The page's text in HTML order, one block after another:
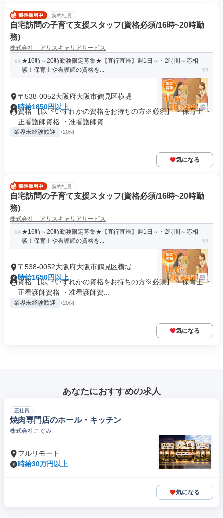
契約社員
自宅訪問の子育て支援スタッフ(資格必須/16時~20時勤
務)
株式会社 アリスキャリアサービス
★16時～20時勤務限定募集★【直行直帰】週1日～・2時間～応相
談！保育士や看護師の資格を...
〒538-0052大阪府大阪市鶴見区横堤
時給1650円以上
資格 【以下いずれかの資格をお持ちの方※必須】 ・保育士 ・
正看護師資格 ・准看護師資...
業界未経験歓迎 +20個
気になる
契約社員
自宅訪問の子育て支援スタッフ(資格必須/16時~20時勤
務)
株式会社 アリスキャリアサービス
★16時～20時勤務限定募集★【直行直帰】週1日～・2時間～応相
談！保育士や看護師の資格を...
〒538-0052大阪府大阪市鶴見区横堤
時給1650円以上
資格 【以下いずれかの資格をお持ちの方※必須】 ・保育士 ・
正看護師資格 ・准看護師資...
業界未経験歓迎 +20個
気になる
あなたにおすすめの求人
正社員
焼肉専門店のホール・キッチン
株式会社こぐみ
フルリモート
時給30万円以上
気になる